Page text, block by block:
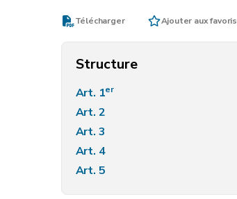
Télécharger Ajouter aux favoris
Structure
Art. 1er
Art. 2
Art. 3
Art. 4
Art. 5